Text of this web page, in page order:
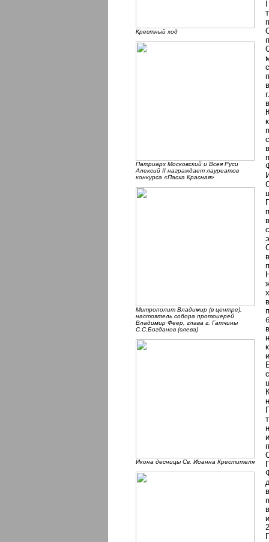
Крестный ход
Патриарх Московский и Всея Руси
Алексий II награждает лауреатов
конкурса «Пасха Красная»
Митрополит Владимир (в центре),
настоятель собора протоиерей
Владимир Феер, глава г. Гатчины
С.С.Богданов (слева)
Икона десницы Cв. Иоанна Крестителя